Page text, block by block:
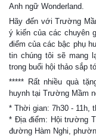
Anh ngữ Wonderland.
Hãy đến với Trường
ý kiến của các chuyên
điểm của các bậc phụ
tin chúng tôi sẽ mang
trong buổi hội thảo sắp
***** Rất nhiều quà
huynh tại Trường Mầm
* Thời gian: 7h30 - 11h,
* Địa điểm: Hội trường
đường Hàm Nghi,